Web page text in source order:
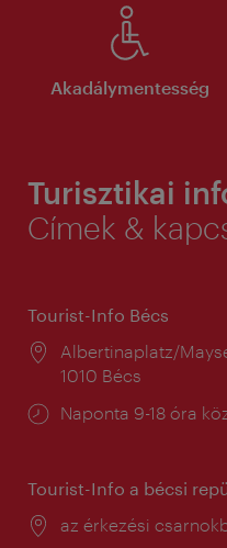
Akadálymentesség
Turisztikai
Címek &
Tourist-Info Bécs
Helyszín:
Albertinaplatz/
1010 Bécs
Nyitva
Naponta 9-18 óra
Tourist-Info a bécsi
Helyszín:
az érkezési